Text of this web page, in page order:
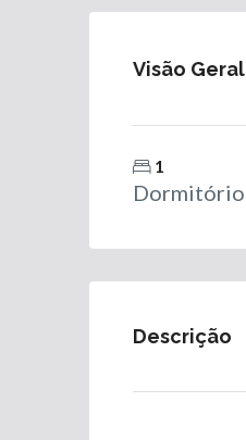
Visão Geral
1
Dormitório
Descrição